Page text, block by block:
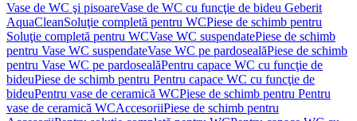
Vase de WC şi pisoareVase de WC cu funcţie de bideu Geberit
AquaCleanSoluţie completă pentru WCPiese de schimb pentru
Soluţie completă pentru WCVase WC suspendatePiese de schimb
pentru Vase WC suspendateVase WC pe pardosealăPiese de schimb
pentru Vase WC pe pardosealăPentru capace WC cu funcţie de
bideuPiese de schimb pentru Pentru capace WC cu funcţie de
bideuPentru vase de ceramică WCPiese de schimb pentru Pentru
vase de ceramică WCAccesoriiPiese de schimb pentru